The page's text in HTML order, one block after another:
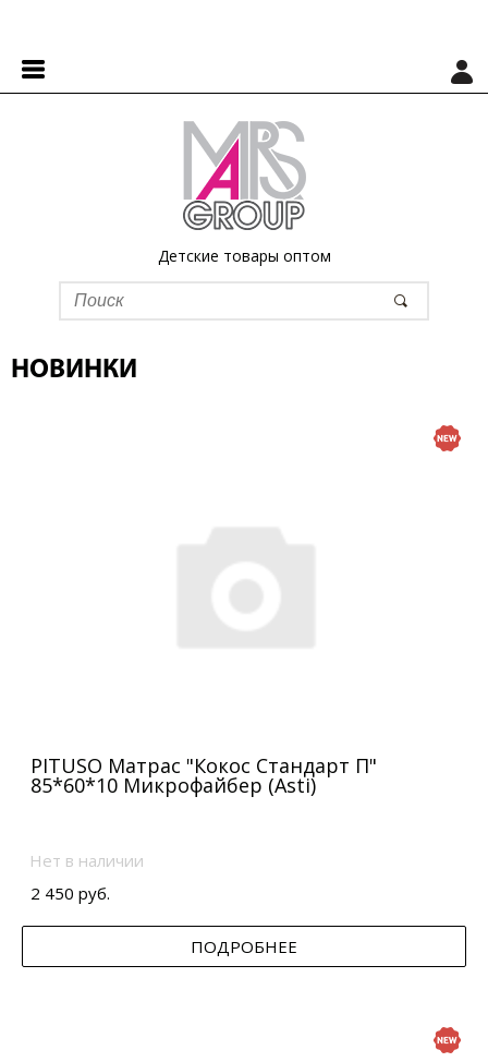
Детские товары оптом
НОВИНКИ
PITUSO Матрас "Кокос Стандарт П"
85*60*10 Микрофайбер (Asti)
Нет в наличии
2 450 руб.
ПОДРОБНЕЕ